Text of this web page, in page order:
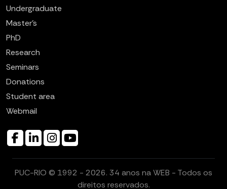
Undergraduate
Master’s
PhD
Research
Seminars
Donations
Student area
Webmail
PUC-RIO © 1992 - 2026. 34 anos na WEB - Todos os
direitos reservados.